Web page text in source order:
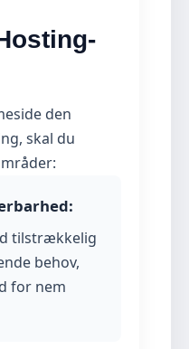
den
skal du
tilstrækkelig
behov,
for nem